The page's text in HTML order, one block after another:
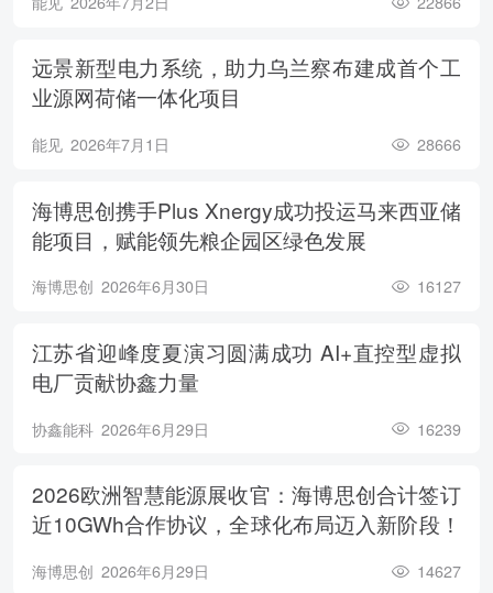
远景新型电力系统，助力乌兰察布建成首个工
业源网荷储一体化项目
能见 2026年7月1日 28666
海博思创携手Plus Xnergy成功投运马来西亚储
能项目，赋能领先粮企园区绿色发展
海博思创 2026年6月30日 16127
江苏省迎峰度夏演习圆满成功 AI+直控型虚拟
电厂贡献协鑫力量
协鑫能科 2026年6月29日 16239
2026欧洲智慧能源展收官：海博思创合计签订
近10GWh合作协议，全球化布局迈入新阶段！
海博思创 2026年6月29日 14627